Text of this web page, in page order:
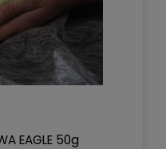
EAGLE 50g